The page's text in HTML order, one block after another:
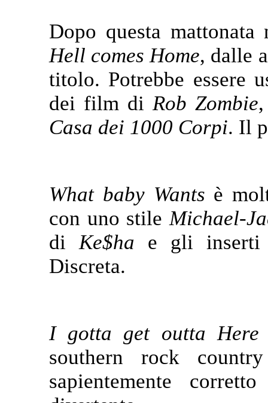
Dopo questa
Hell comes Home, dalle
titolo. Potrebbe essere
dei film di Rob Zombie
Casa dei 1000 Corpi. Il
What baby Wants è
con uno stileMichael-
diKe$ha e gli inserti
Discreta.
I gotta get outta Here
southern rock
sapientemente